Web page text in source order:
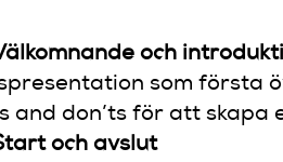
och
som första
and don’ts för att
och avslut